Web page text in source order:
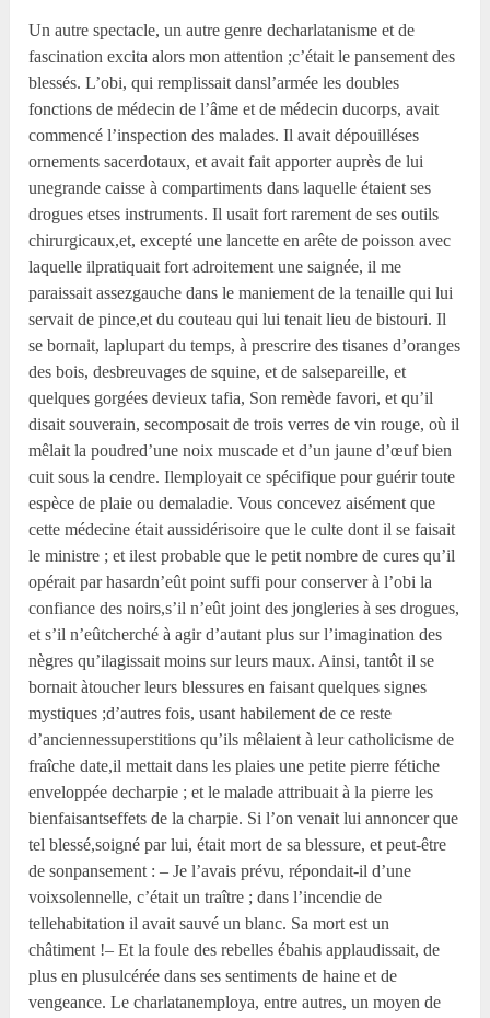
Un autre spectacle, un autre genre decharlatanisme et de
fascination excita alors mon attention ;c’était le pansement des
blessés. L’obi, qui remplissait dansl’armée les doubles
fonctions de médecin de l’âme et de médecin ducorps, avait
commencé l’inspection des malades. Il avait dépouilléses
ornements sacerdotaux, et avait fait apporter auprès de lui
unegrande caisse à compartiments dans laquelle étaient ses
drogues etses instruments. Il usait fort rarement de ses outils
chirurgicaux,et, excepté une lancette en arête de poisson avec
laquelle ilpratiquait fort adroitement une saignée, il me
paraissait assezgauche dans le maniement de la tenaille qui lui
servait de pince,et du couteau qui lui tenait lieu de bistouri. Il
se bornait, laplupart du temps, à prescrire des tisanes d’oranges
des bois, desbreuvages de squine, et de salsepareille, et
quelques gorgées devieux tafia, Son remède favori, et qu’il
disait souverain, secomposait de trois verres de vin rouge, où il
mêlait la poudred’une noix muscade et d’un jaune d’œuf bien
cuit sous la cendre. Ilemployait ce spécifique pour guérir toute
espèce de plaie ou demaladie. Vous concevez aisément que
cette médecine était aussidérisoire que le culte dont il se faisait
le ministre ; et ilest probable que le petit nombre de cures qu’il
opérait par hasardn’eût point suffi pour conserver à l’obi la
confiance des noirs,s’il n’eût joint des jongleries à ses drogues,
et s’il n’eûtcherché à agir d’autant plus sur l’imagination des
nègres qu’ilagissait moins sur leurs maux. Ainsi, tantôt il se
bornait àtoucher leurs blessures en faisant quelques signes
mystiques ;d’autres fois, usant habilement de ce reste
d’anciennessuperstitions qu’ils mêlaient à leur catholicisme de
fraîche date,il mettait dans les plaies une petite pierre fétiche
enveloppée decharpie ; et le malade attribuait à la pierre les
bienfaisantseffets de la charpie. Si l’on venait lui annoncer que
tel blessé,soigné par lui, était mort de sa blessure, et peut-être
de sonpansement : – Je l’avais prévu, répondait-il d’une
voixsolennelle, c’était un traître ; dans l’incendie de
tellehabitation il avait sauvé un blanc. Sa mort est un
châtiment !– Et la foule des rebelles ébahis applaudissait, de
plus en plusulcérée dans ses sentiments de haine et de
vengeance. Le charlatanemploya, entre autres, un moyen de